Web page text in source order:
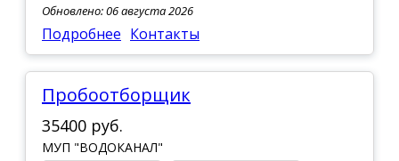
Обновлено: 06 августа 2026
Подробнее Контакты
Пробоотборщик
35400 руб.
МУП "ВОДОКАНАЛ"